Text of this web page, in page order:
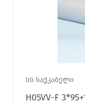
სს საქკაბელი
H05VV-F